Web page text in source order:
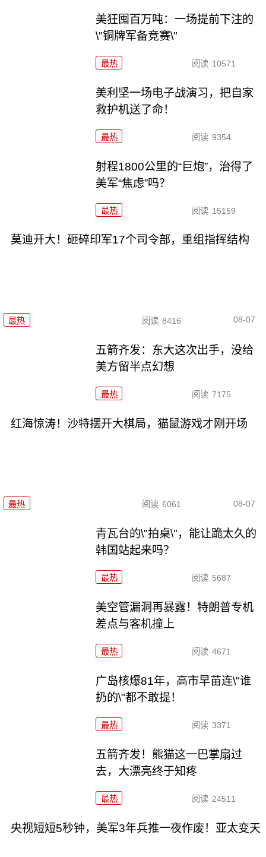
美狂囤百万吨：一场提前下注的
\"铜牌军备竞赛\"
最热 阅读 10571
美利坚一场电子战演习，把自家
救护机送了命！
最热 阅读 9354
射程1800公里的“巨炮”，治得了
美军“焦虑”吗？
最热 阅读 15159
莫迪开大！砸碎印军17个司令部，重组指挥结构
最热 阅读 8416 08-07
五箭齐发：东大这次出手，没给
美方留半点幻想
最热 阅读 7175
红海惊涛！沙特摆开大棋局，猫鼠游戏才刚开场
最热 阅读 6061 08-07
青瓦台的\"拍桌\"，能让跪太久的
韩国站起来吗？
最热 阅读 5687
美空管漏洞再暴露！特朗普专机
差点与客机撞上
最热 阅读 4671
广岛核爆81年，高市早苗连\"谁
扔的\"都不敢提！
最热 阅读 3371
五箭齐发！熊猫这一巴掌扇过
去，大漂亮终于知疼
最热 阅读 24511
央视短短5秒钟，美军3年兵推一夜作废！亚太变天